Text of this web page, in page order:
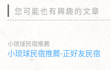
您可能也有興趣的文章
小琉球民宿推薦
小琉球民宿推薦-正好友民宿